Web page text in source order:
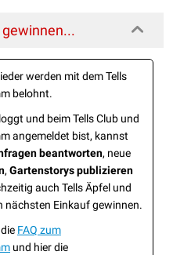
werden mit dem Tells
belohnt.
und beim Tells Club und
angemeldet bist, kannst
beantworten, neue
, Gartenstorys publizieren
auch Tells Äpfel und
nächsten Einkauf gewinnen.
FAQ zum
und hier die